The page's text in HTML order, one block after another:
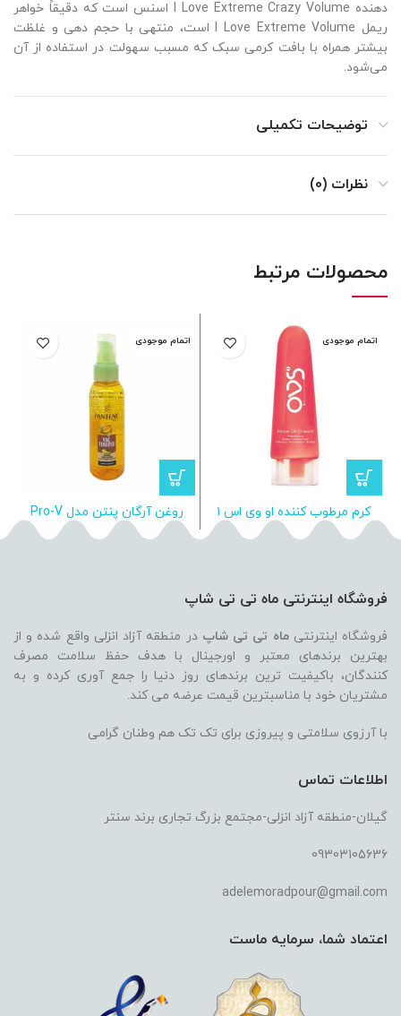
دهنده I Love Extreme Crazy Volume اسنس است که دقیقاً خواهر
ریمل I Love Extreme Volume است، منتهی با حجم دهی و غلظت
بیشتر همراه با بافت کرمی سبک که مسبب سهولت در استفاده از آن
می‌شود.
توضیحات تکمیلی
نظرات (0)
محصولات مرتبط
اتمام موجودی
کرم مرطوب کننده او وی اس ۱
مدل Rose Oil حجم 110 میلی لیتر
اتمام موجودی
روغن آرگان پنتن مدل Pro-V
حجم 100 میلی لیتر
فروشگاه اینترنتی ماه تی تی شاپ
فروشگاه اینترنتیماه تی تی شاپ در منطقه آزاد انزلی واقع شده و از
بهترین برندهای معتبر و اورجینال با هدف حفظ سلامت مصرف
کنندگان، باکیفیت ترین برندهای روز دنیا را جمع آوری کرده و به
مشتریان خود با مناسبترین قیمت عرضه می کند.
با آرزوی سلامتی و پیروزی برای تک تک هم وطنان گرامی
اطلاعات تماس
گیلان-منطقه آزاد انزلی-مجتمع بزرگ تجاری برند سنتر
09303105636
adelemoradpour@gmail.com
اعتماد شما، سرمایه ماست